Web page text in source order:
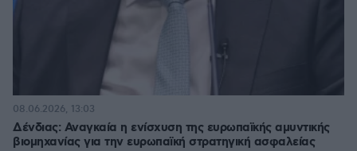
Δένδιας: Αναγκαία η ενίσχυση της ευρωπαϊκής αμυντικής
βιομηχανίας για την ευρωπαϊκή στρατηγική ασφαλείας
08.06.2026, 13:03